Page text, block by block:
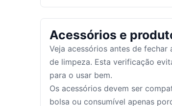
Acessórios e
Veja acessórios antes de
de limpeza. Esta verificação
para o usar bem.
Os acessórios devem ser
bolsa ou consumível apenas